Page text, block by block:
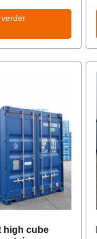
high cube